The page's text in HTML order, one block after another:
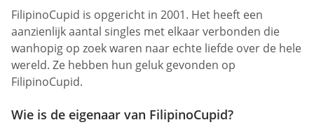
FilipinoCupid is opgericht in 2001. Het heeft een
aanzienlijk aantal singles met elkaar verbonden die
wanhopig op zoek waren naar echte liefde over de hele
wereld. Ze hebben hun geluk gevonden op
FilipinoCupid.
Wie is de eigenaar van FilipinoCupid?